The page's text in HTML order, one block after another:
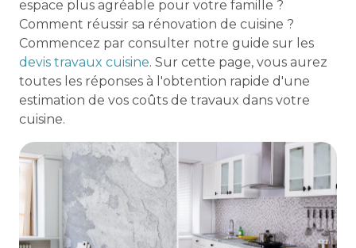
espace plus agréable pour votre famille ?
Comment réussir sa rénovation de cuisine ?
Commencez par consulter notre guide sur les
devis travaux cuisine. Sur cette page, vous aurez
toutes les réponses à l'obtention rapide d'une
estimation de vos coûts de travaux dans votre
cuisine.